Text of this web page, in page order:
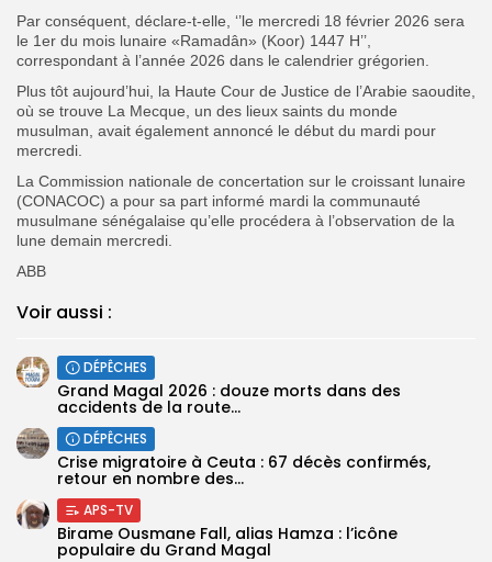
Par conséquent, déclare-t-elle, ‘’le mercredi 18 février 2026 sera
le 1er du mois lunaire «Ramadân» (Koor) 1447 H’’,
correspondant à l’année 2026 dans le calendrier grégorien.
Plus tôt aujourd’hui, la Haute Cour de Justice de l’Arabie saoudite,
où se trouve La Mecque, un des lieux saints du monde
musulman, avait également annoncé le début du mardi pour
mercredi.
La Commission nationale de concertation sur le croissant lunaire
(CONACOC) a pour sa part informé mardi la communauté
musulmane sénégalaise qu’elle procédera à l’observation de la
lune demain mercredi.
ABB
Voir aussi :
DÉPÊCHES
Grand Magal 2026 : douze morts dans des
accidents de la route...
DÉPÊCHES
Crise migratoire à Ceuta : 67 décès confirmés,
retour en nombre des...
APS-TV
Birame Ousmane Fall, alias Hamza : l’icône
populaire du Grand Magal